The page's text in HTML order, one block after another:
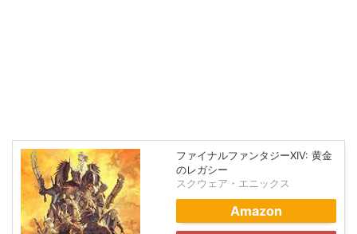
ファイナルファンタジーXIV: 黄金
のレガシー
スクウェア・エニックス
Amazon